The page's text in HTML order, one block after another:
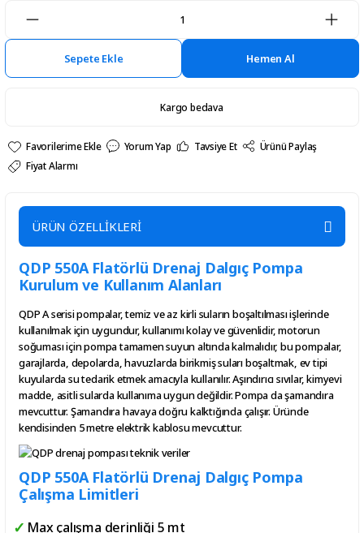
Sepete Ekle Hemen Al
Kargo bedava
Yorum Yap Tavsiye Et
Ürünü Paylaş
Fiyat Alarmı
ÜRÜN ÖZELLİKLERİ
QDP 550A Flatörlü Drenaj Dalgıç Pompa
Kurulum ve Kullanım Alanları
QDP A serisi pompalar, temiz ve az kirli suların boşaltılması işlerinde
kullanılmak için uygundur, kullanımı kolay ve güvenlidir, motorun
soğuması için pompa tamamen suyun altında kalmalıdır, bu pompalar,
garajlarda, depolarda, havuzlarda birikmiş suları boşaltmak, ev tipi
kuyularda su tedarik etmek amacıyla kullanılır. Aşındırıcı sıvılar, kimyevi
madde, asitli sularda kullanıma uygun değildir. Pompa da şamandıra
mevcuttur. Şamandıra havaya doğru kalktığında çalışır. Üründe
kendisinden 5 metre elektrik kablosu mevcuttur.
QDP 550A Flatörlü Drenaj Dalgıç Pompa
Çalışma Limitleri
Max çalışma derinliği 5 mt